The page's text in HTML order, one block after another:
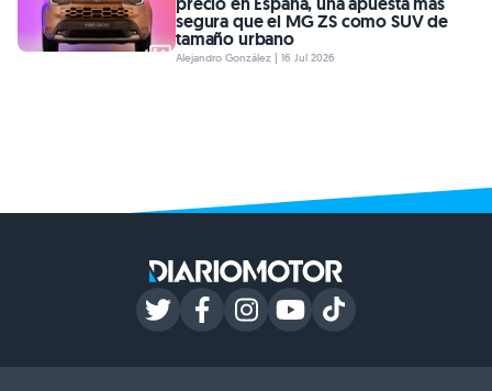
segura que el MG ZS como SUV de
tamaño urbano
Alejandro González | 16 Jul 2026